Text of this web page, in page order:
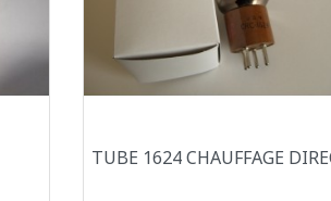
Aperçu rapide
TUBE 1624 CHAUFFAGE